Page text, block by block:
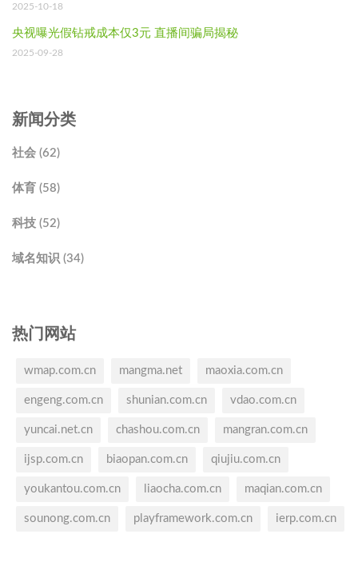
2025-10-18
央视曝光假钻戒成本仅3元 直播间骗局揭秘
2025-09-28
新闻分类
社会 (62)
体育 (58)
科技 (52)
域名知识 (34)
热门网站
wmap.com.cn mangma.net maoxia.com.cn
engeng.com.cn shunian.com.cn vdao.com.cn
yuncai.net.cn chashou.com.cn mangran.com.cn
ijsp.com.cn biaopan.com.cn qiujiu.com.cn
youkantou.com.cn liaocha.com.cn maqian.com.cn
sounong.com.cn playframework.com.cn ierp.com.cn